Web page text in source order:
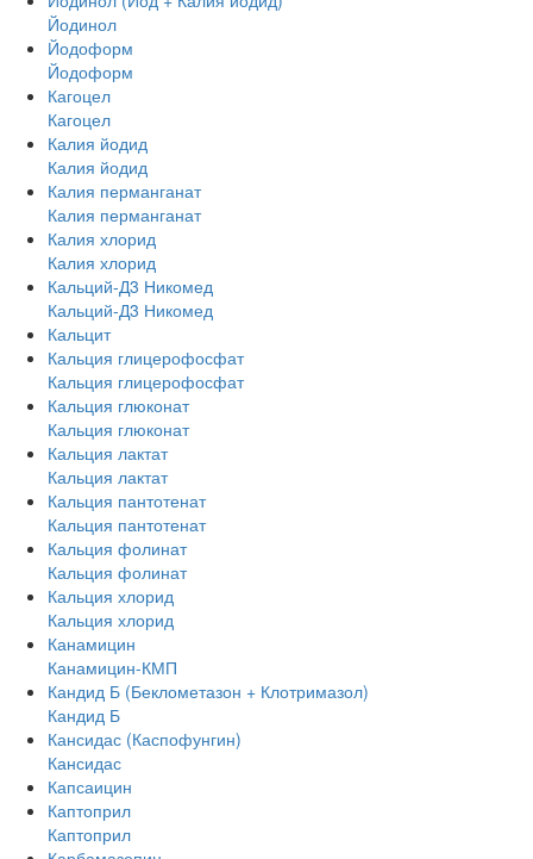
Йодинол
Йодоформ
Йодоформ
Кагоцел
Кагоцел
Калия йодид
Калия йодид
Калия перманганат
Калия перманганат
Калия хлорид
Калия хлорид
Кальций-Д3 Никомед
Кальций-Д3 Никомед
Кальцит
Кальция глицерофосфат
Кальция глицерофосфат
Кальция глюконат
Кальция глюконат
Кальция лактат
Кальция лактат
Кальция пантотенат
Кальция пантотенат
Кальция фолинат
Кальция фолинат
Кальция хлорид
Кальция хлорид
Канамицин
Канамицин-КМП
Кандид Б (Беклометазон + Клотримазол)
Кандид Б
Кансидас (Каспофунгин)
Кансидас
Капсаицин
Каптоприл
Каптоприл